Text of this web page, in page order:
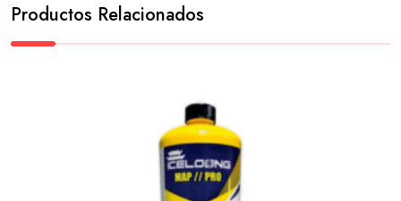
Productos Relacionados